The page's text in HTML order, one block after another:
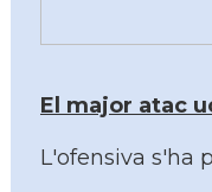
El major atac
L'ofensiva s'ha